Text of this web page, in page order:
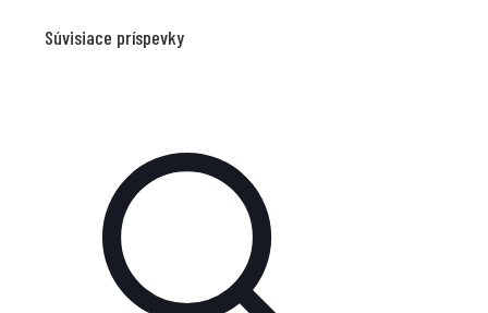
Súvisiace príspevky